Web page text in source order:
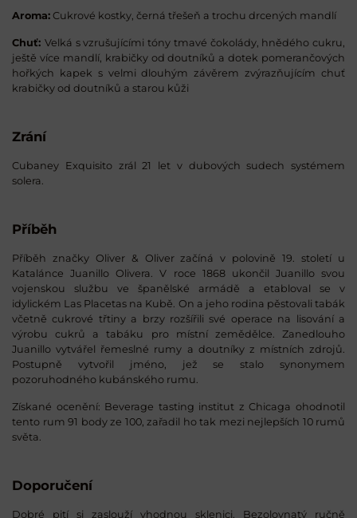
Aroma: Cukrové kostky, černá třešeň a trochu drcených mandlí
Chuť: Velká s vzrušujícími tóny tmavé čokolády, hnědého cukru,
ještě více mandlí, krabičky od doutníků a dotek pomerančových
hořkých kapek s velmi dlouhým závěrem zvýrazňujícím chuť
krabičky od doutníků a starou kůži
Zrání
Cubaney Exquisito zrál 21 let v dubových sudech systémem
solera.
Příběh
Příběh značky Oliver & Oliver začíná v polovině 19. století u
Katalánce Juanillo Olivera. V roce 1868 ukončil Juanillo svou
vojenskou službu ve španělské armádě a etabloval se v
idylickém Las Placetas na Kubě. On a jeho rodina pěstovali tabák
včetně cukrové třtiny a brzy rozšířili své operace na lisování a
výrobu cukrů a tabáku pro místní zemědělce. Zanedlouho
Juanillo vytvářel řemeslné rumy a doutníky z místních zdrojů.
Postupně vytvořil jméno, jež se stalo synonymem
pozoruhodného kubánského rumu.
Získané ocenění: Beverage tasting institut z Chicaga ohodnotil
tento rum 91 body ze 100, zařadil ho tak mezi nejlepších 10 rumů
světa.
Doporučení
Dobré pití si zaslouží vhodnou sklenici. Bezolovnatý ručně